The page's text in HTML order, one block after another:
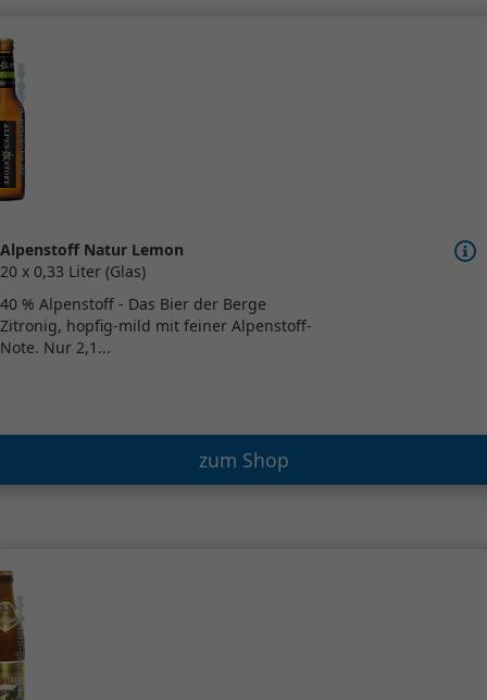
Alpenstoff Natur Lemon
20 x 0,33 Liter (Glas)
40 % Alpenstoff - Das Bier der Berge
Zitronig, hopfig-mild mit feiner Alpenstoff-
Note. Nur 2,1...
zum Shop